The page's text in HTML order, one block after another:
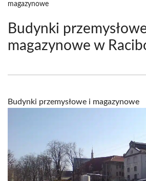
magazynowe
Budynki
magazynowe w
Budynki przemysłowe i magazynowe